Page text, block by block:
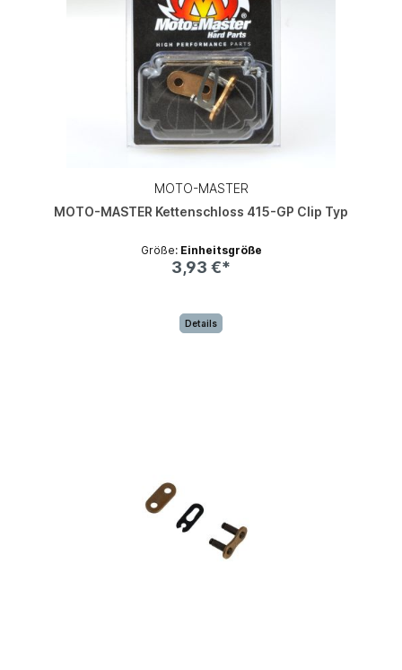
MOTO-MASTER
MOTO-MASTER Kettenschloss 415-GP Clip Typ
Größe: Einheitsgröße
3,93 €*
Details